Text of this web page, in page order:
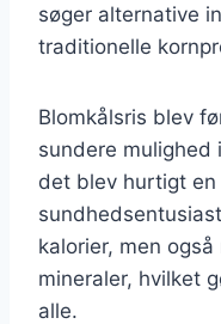
søger alternative
traditionelle
Blomkålsris blev
sundere mulighed
det blev hurtigt
kalorier, men
mineraler, hvilket
alle.